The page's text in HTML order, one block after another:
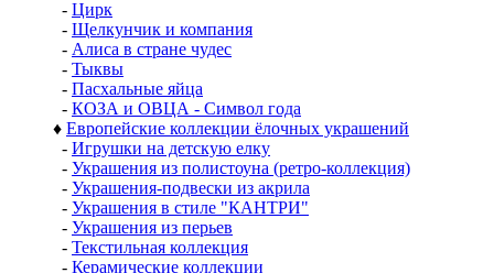
- Цирк
- Щелкунчик и компания
- Алиса в стране чудес
- Тыквы
- Пасхальные яйца
- КОЗА и ОВЦА - Символ года
♦ Европейские коллекции ёлочных украшений
- Игрушки на детскую елку
- Украшения из полистоуна (ретро-коллекция)
- Украшения-подвески из акрила
- Украшения в стиле "КАНТРИ"
- Украшения из перьев
- Текстильная коллекция
- Керамические коллекции